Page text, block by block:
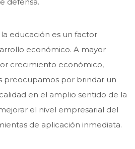
educación es un factor
económico. A mayor
crecimiento económico,
preocupamos por brindar un
en el amplio sentido de la
el nivel empresarial del
de aplicación inmediata.